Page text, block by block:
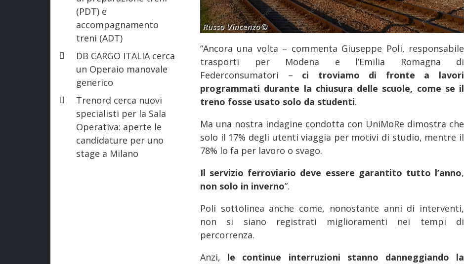
(PDT) e
accompagnamento
treni (ADT)
DB CARGO ITALIA cerca
un Operaio manovale
generico
Trenord cerca nuovi
specialisti per la Sala
Operativa: aperte le
candidature per uno
stage a Milano
“Ancora una volta – commenta Giuseppe Poli, responsabile
trasporti per Modena e l’Emilia Romagna di
Federconsumatori – ci troviamo di fronte a lavori
programmati durante la chiusura delle scuole, come se il
treno fosse usato solo da studenti.
Ma una nostra indagine condotta con UniMoRe dimostra che
solo il 17% degli utenti viaggia per motivi di studio, mentre il
78% lo fa per lavoro o svago.
Il servizio ferroviario deve essere garantito tutto l’anno,
non solo in inverno”.
Poli sottolinea anche come, nonostante anni di interventi,
non si siano registrati miglioramenti nei tempi di
percorrenza.
Anzi, le continue interruzioni stanno danneggiando la